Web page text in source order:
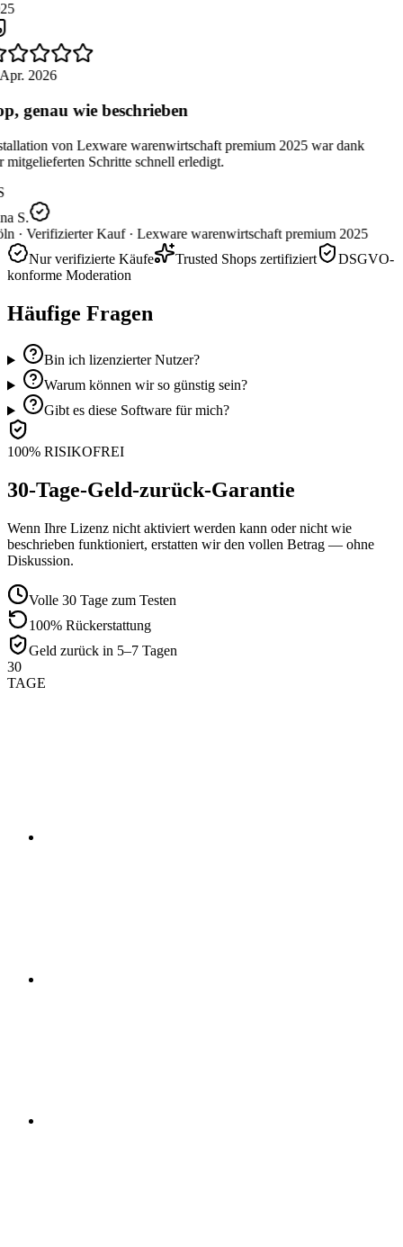
2026
genau wie beschrieben
von Lexware warenwirtschaft premium 2025 war dank
mitgelieferten Schritte schnell erledigt.
S.
· Verifizierter Kauf · Lexware warenwirtschaft premium 2025
Nur verifizierte Käufe
Trusted Shops zertifiziert
DSGVO-
konforme Moderation
Häufige Fragen
Bin ich lizenzierter Nutzer?
Warum können wir so günstig sein?
Gibt es diese Software für mich?
100% RISIKOFREI
30-Tage-Geld-zurück-Garantie
Wenn Ihre Lizenz nicht aktiviert werden kann oder nicht wie
beschrieben funktioniert, erstatten wir den vollen Betrag — ohne
Diskussion.
Volle 30 Tage zum Testen
100% Rückerstattung
Geld zurück in 5–7 Tagen
30
TAGE